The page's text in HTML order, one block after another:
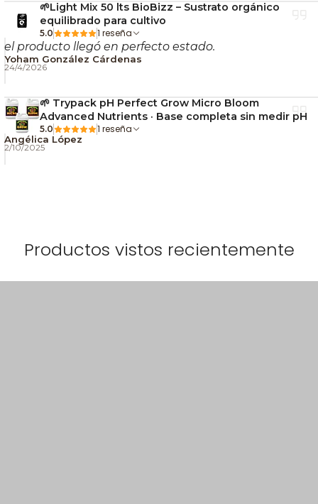
🌱Light Mix 50 lts BioBizz – Sustrato orgánico
equilibrado para cultivo
5.0 1 reseña
el producto llegó en perfecto estado.
Yoham González Cárdenas
24/4/2026
🌱 Trypack pH Perfect Grow Micro Bloom
Advanced Nutrients · Base completa sin medir pH
5.0 1 reseña
Angélica López
2/10/2025
Productos vistos recientemente